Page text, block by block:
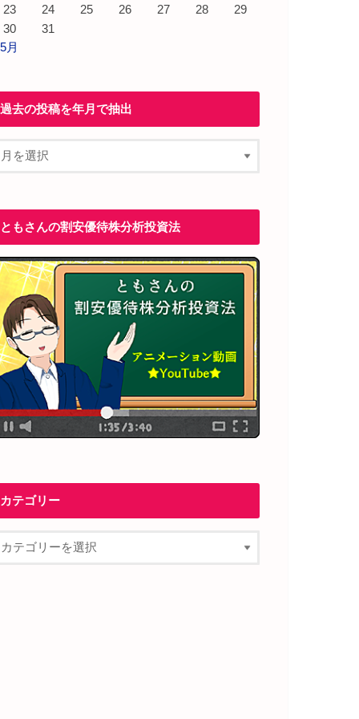
23 24 25 26 27 28
29
30
31
月
過去の投稿を年月で抽出
ともさんの割安優待株分析投資法
カテゴリー